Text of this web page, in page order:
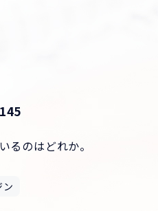
るのはどれか。
ン